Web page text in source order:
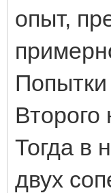
опыт,
Второго
Тогда в
двух